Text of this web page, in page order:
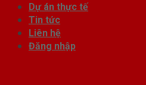
Dự án thực tế
Tin tức
Liên hệ
Đăng nhập